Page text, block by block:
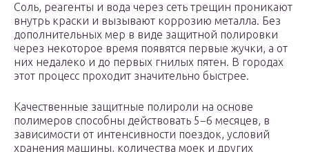
Соль, реагенты и вода через сеть трещин проникают
внутрь краски и вызывают коррозию металла. Без
дополнительных мер в виде защитной полировки
через некоторое время появятся первые жучки, а от
них недалеко и до первых гнилых пятен. В городах
этот процесс проходит значительно быстрее.
Качественные защитные полироли на основе
полимеров способны действовать 5−6 месяцев, в
зависимости от интенсивности поездок, условий
хранения машины, количества моек и других